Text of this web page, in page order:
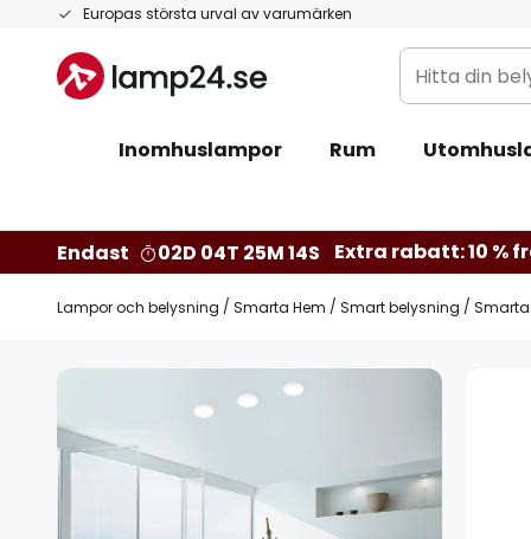
Europas största urval av varumärken
Hoppa
innehållet
Hitta
din
Inomhuslampor Rum
Endast
02D 04T 25M 13S Extra rabatt: 10 %
Lampor och belysning Smarta Hem Smart belysning
Hoppa
slutet
av